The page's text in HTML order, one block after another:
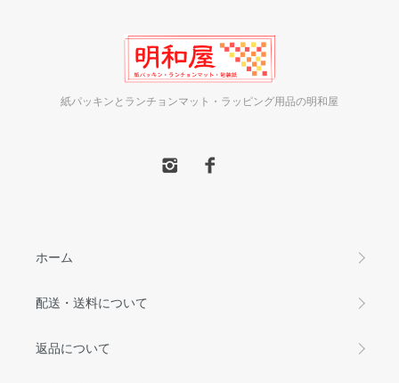
紙パッキンとランチョンマット・ラッピング用品の明和屋
ホーム
配送・送料について
返品について